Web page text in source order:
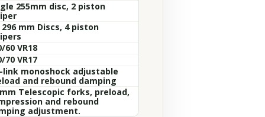
255mm disc, 2 piston
296 mm Discs, 4 piston
60 VR18
70 VR17
link monoshock adjustable
and rebound damping
Telescopic forks, preload,
and rebound
adjustment.